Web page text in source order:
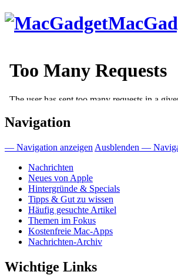
Direkt
zum
Navigation
— Navigation anzeigen Ausblenden —
Nachrichten
Neues von Apple
Hintergründe & Specials
Tipps & Gut zu wissen
Häufig gesuchte Artikel
Themen im Fokus
Kostenfreie Mac-Apps
Nachrichten-Archiv
Wichtige Links